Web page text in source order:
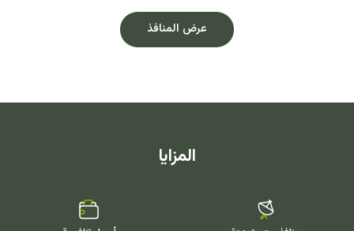
عرض المنافذ
المزايا